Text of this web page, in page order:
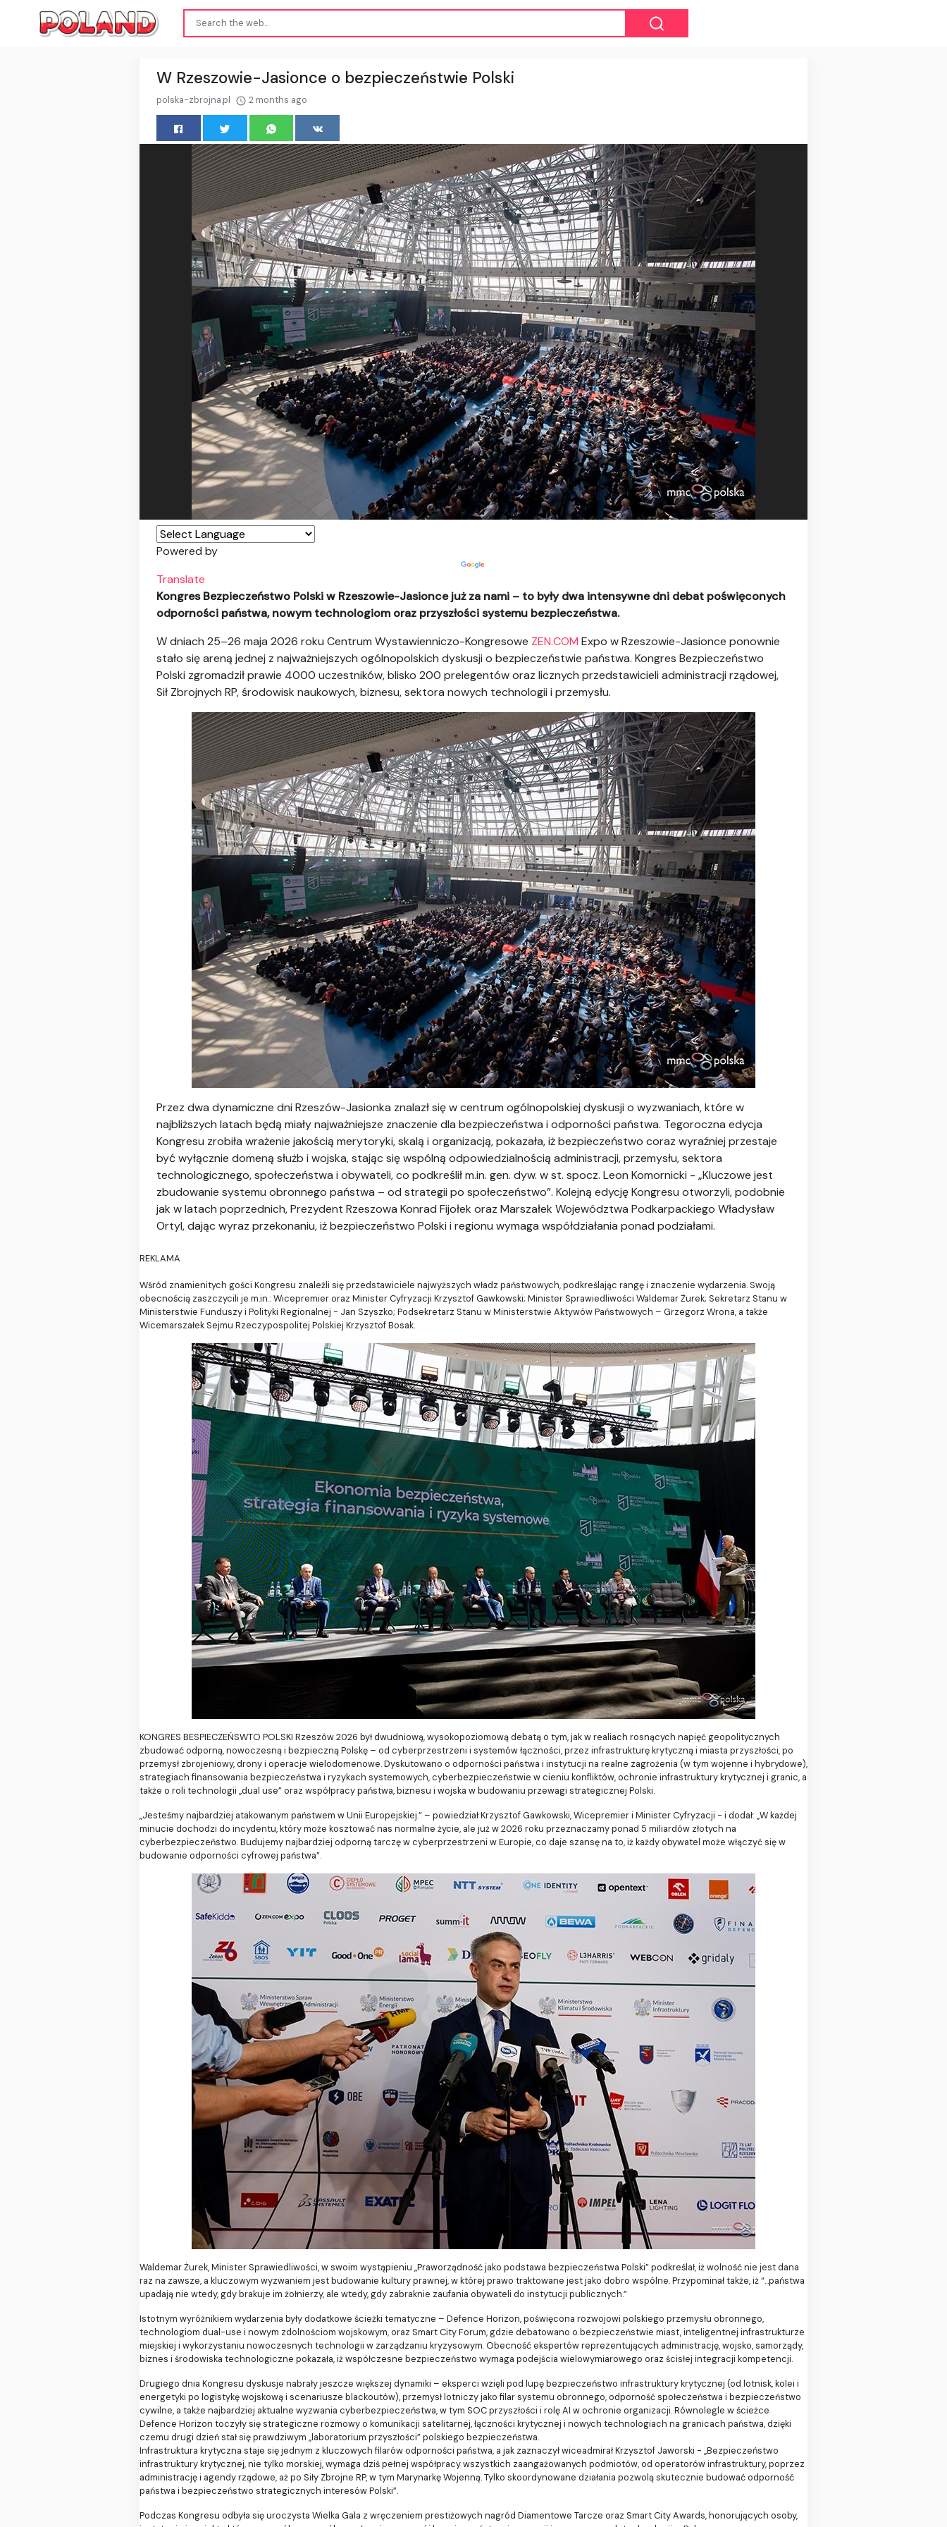
W Rzeszowie-Jasionce o bezpieczeństwie Polski
polska-zbrojna.pl 2 months ago
Powered by
Translate
Kongres Bezpieczeństwo Polski w Rzeszowie-Jasionce już za nami – to były dwa intensywne dni debat poświęconych
odporności państwa, nowym technologiom oraz przyszłości systemu bezpieczeństwa.
W dniach 25–26 maja 2026 roku Centrum Wystawienniczo-Kongresowe ZEN.COM Expo w Rzeszowie-Jasionce ponownie
stało się areną jednej z najważniejszych ogólnopolskich dyskusji o bezpieczeństwie państwa. Kongres Bezpieczeństwo
Polski zgromadził prawie 4000 uczestników, blisko 200 prelegentów oraz licznych przedstawicieli administracji rządowej,
Sił Zbrojnych RP, środowisk naukowych, biznesu, sektora nowych technologii i przemysłu.
Przez dwa dynamiczne dni Rzeszów-Jasionka znalazł się w centrum ogólnopolskiej dyskusji o wyzwaniach, które w
najbliższych latach będą miały najważniejsze znaczenie dla bezpieczeństwa i odporności państwa. Tegoroczna edycja
Kongresu zrobiła wrażenie jakością merytoryki, skalą i organizacją, pokazała, iż bezpieczeństwo coraz wyraźniej przestaje
być wyłącznie domeną służb i wojska, stając się wspólną odpowiedzialnością administracji, przemysłu, sektora
technologicznego, społeczeństwa i obywateli, co podkreślił m.in. gen. dyw. w st. spocz. Leon Komornicki - „Kluczowe jest
zbudowanie systemu obronnego państwa – od strategii po społeczeństwo”. Kolejną edycję Kongresu otworzyli, podobnie
jak w latach poprzednich, Prezydent Rzeszowa Konrad Fijołek oraz Marszałek Województwa Podkarpackiego Władysław
Ortyl, dając wyraz przekonaniu, iż bezpieczeństwo Polski i regionu wymaga współdziałania ponad podziałami.
REKLAMA
Wśród znamienitych gości Kongresu znaleźli się przedstawiciele najwyższych władz państwowych, podkreślając rangę i znaczenie wydarzenia. Swoją
obecnością zaszczycili je m.in.: Wicepremier oraz Minister Cyfryzacji Krzysztof Gawkowski; Minister Sprawiedliwości Waldemar Żurek; Sekretarz Stanu w
Ministerstwie Funduszy i Polityki Regionalnej - Jan Szyszko; Podsekretarz Stanu w Ministerstwie Aktywów Państwowych – Grzegorz Wrona, a także
Wicemarszałek Sejmu Rzeczypospolitej Polskiej Krzysztof Bosak.
KONGRES BESPIECZEŃSWTO POLSKI Rzeszów 2026 był dwudniową, wysokopoziomową debatą o tym, jak w realiach rosnących napięć geopolitycznych
zbudować odporną, nowoczesną i bezpieczną Polskę – od cyberprzestrzeni i systemów łączności, przez infrastrukturę krytyczną i miasta przyszłości, po
przemysł zbrojeniowy, drony i operacje wielodomenowe. Dyskutowano o odporności państwa i instytucji na realne zagrożenia (w tym wojenne i hybrydowe),
strategiach finansowania bezpieczeństwa i ryzykach systemowych, cyberbezpieczeństwie w cieniu konfliktów, ochronie infrastruktury krytycznej i granic, a
także o roli technologii „dual use” oraz współpracy państwa, biznesu i wojska w budowaniu przewagi strategicznej Polski.
„Jesteśmy najbardziej atakowanym państwem w Unii Europejskiej.” – powiedział Krzysztof Gawkowski, Wicepremier i Minister Cyfryzacji - i dodał: „W każdej
minucie dochodzi do incydentu, który może kosztować nas normalne życie, ale już w 2026 roku przeznaczamy ponad 5 miliardów złotych na
cyberbezpieczeństwo. Budujemy najbardziej odporną tarczę w cyberprzestrzeni w Europie, co daje szansę na to, iż każdy obywatel może włączyć się w
budowanie odporności cyfrowej państwa”.
Waldemar Żurek, Minister Sprawiedliwości, w swoim wystąpieniu „Praworządność jako podstawa bezpieczeństwa Polski” podkreślał, iż wolność nie jest dana
raz na zawsze, a kluczowym wyzwaniem jest budowanie kultury prawnej, w której prawo traktowane jest jako dobro wspólne. Przypominał także, iż “...państwa
upadają nie wtedy, gdy brakuje im żołnierzy, ale wtedy, gdy zabraknie zaufania obywateli do instytucji publicznych.”
Istotnym wyróżnikiem wydarzenia były dodatkowe ścieżki tematyczne – Defence Horizon, poświęcona rozwojowi polskiego przemysłu obronnego,
technologiom dual-use i nowym zdolnościom wojskowym, oraz Smart City Forum, gdzie debatowano o bezpieczeństwie miast, inteligentnej infrastrukturze
miejskiej i wykorzystaniu nowoczesnych technologii w zarządzaniu kryzysowym. Obecność ekspertów reprezentujących administrację, wojsko, samorządy,
biznes i środowiska technologiczne pokazała, iż współczesne bezpieczeństwo wymaga podejścia wielowymiarowego oraz ścisłej integracji kompetencji.
Drugiego dnia Kongresu dyskusje nabrały jeszcze większej dynamiki – eksperci wzięli pod lupę bezpieczeństwo infrastruktury krytycznej (od lotnisk, kolei i
energetyki po logistykę wojskową i scenariusze blackoutów), przemysł lotniczy jako filar systemu obronnego, odporność społeczeństwa i bezpieczeństwo
cywilne, a także najbardziej aktualne wyzwania cyberbezpieczeństwa, w tym SOC przyszłości i rolę AI w ochronie organizacji. Równolegle w ścieżce
Defence Horizon toczyły się strategiczne rozmowy o komunikacji satelitarnej, łączności krytycznej i nowych technologiach na granicach państwa, dzięki
czemu drugi dzień stał się prawdziwym „laboratorium przyszłości” polskiego bezpieczeństwa.
Infrastruktura krytyczna staje się jednym z kluczowych filarów odporności państwa, a jak zaznaczył wiceadmirał Krzysztof Jaworski - „Bezpieczeństwo
infrastruktury krytycznej, nie tylko morskiej, wymaga dziś pełnej współpracy wszystkich zaangażowanych podmiotów, od operatorów infrastruktury, poprzez
administrację i agendy rządowe, aż po Siły Zbrojne RP, w tym Marynarkę Wojenną. Tylko skoordynowane działania pozwolą skutecznie budować odporność
państwa i bezpieczeństwo strategicznych interesów Polski”.
Podczas Kongresu odbyła się uroczysta Wielka Gala z wręczeniem prestiżowych nagród Diamentowe Tarcze oraz Smart City Awards, honorujących osoby,